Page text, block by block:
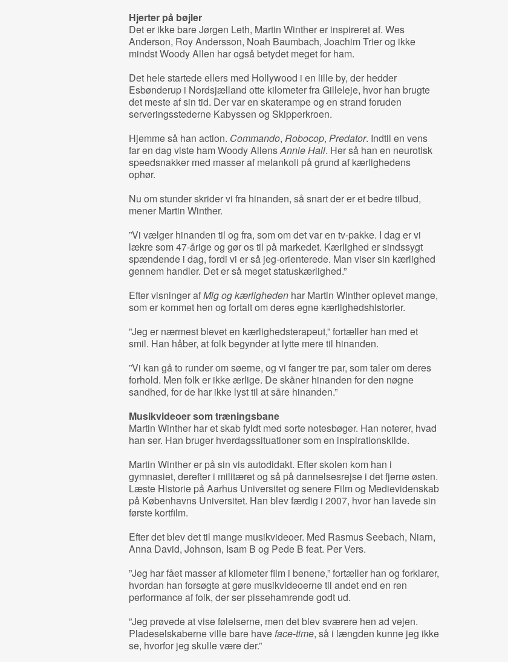
Hjerter på bøjler
Det er ikke bare Jørgen Leth, Martin Winther er inspireret af. Wes
Anderson, Roy Andersson, Noah Baumbach, Joachim Trier og ikke
mindst Woody Allen har også betydet meget for ham.
Det hele startede ellers med Hollywood i en lille by, der hedder
Esbønderup i Nordsjælland otte kilometer fra Gilleleje, hvor han brugte
det meste af sin tid. Der var en skaterampe og en strand foruden
serveringsstederne Kabyssen og Skipperkroen.
Hjemme så han action. Commando, Robocop, Predator. Indtil en vens
far en dag viste ham Woody AllensAnnie Hall. Her så han en neurotisk
speedsnakker med masser af melankoli på grund af kærlighedens
ophør.
Nu om stunder skrider vi fra hinanden, så snart der er et bedre tilbud,
mener Martin Winther.
”Vi vælger hinanden til og fra, som om det var en tv-pakke. I dag er vi
lækre som 47-årige og gør os til på markedet. Kærlighed er sindssygt
spændende i dag, fordi vi er så jeg-orienterede. Man viser sin kærlighed
gennem handler. Det er så meget statuskærlighed.”
Efter visninger afMig og kærlighedenhar Martin Winther oplevet mange,
som er kommet hen og fortalt om deres egne kærlighedshistorier.
”Jeg er nærmest blevet en kærlighedsterapeut,” fortæller han med et
smil. Han håber, at folk begynder at lytte mere til hinanden.
”Vi kan gå to runder om søerne, og vi fanger tre par, som taler om deres
forhold. Men folk er ikke ærlige. De skåner hinanden for den nøgne
sandhed, for de har ikke lyst til at såre hinanden.”
Musikvideoer som træningsbane
Martin Winther har et skab fyldt med sorte notesbøger. Han noterer, hvad
han ser. Han bruger hverdagssituationer som en inspirationskilde.
Martin Winther er på sin vis autodidakt. Efter skolen kom han i
gymnasiet, derefter i militæret og så på dannelsesrejse i det fjerne østen.
Læste Historie på Aarhus Universitet og senere Film og Medievidenskab
på Københavns Universitet. Han blev færdig i 2007, hvor han lavede sin
første kortfilm.
Efter det blev det til mange musikvideoer. Med Rasmus Seebach, Niarn,
Anna David, Johnson, Isam B og Pede B feat. Per Vers.
”Jeg har fået masser af kilometer film i benene,” fortæller han og forklarer,
hvordan han forsøgte at gøre musikvideoerne til andet end en ren
performance af folk, der ser pissehamrende godt ud.
”Jeg prøvede at vise følelserne, men det blev sværere hen ad vejen.
Pladeselskaberne ville bare haveface-time, så i længden kunne jeg ikke
se, hvorfor jeg skulle være der.”